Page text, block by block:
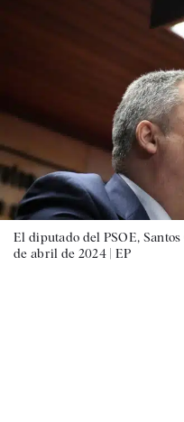
El diputado del PSOE,
de abril de 2024 | EP